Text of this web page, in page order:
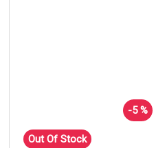
-5 %
Out Of Stock